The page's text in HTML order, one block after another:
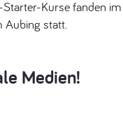
Kurse fanden
Aubing statt.
Medien!